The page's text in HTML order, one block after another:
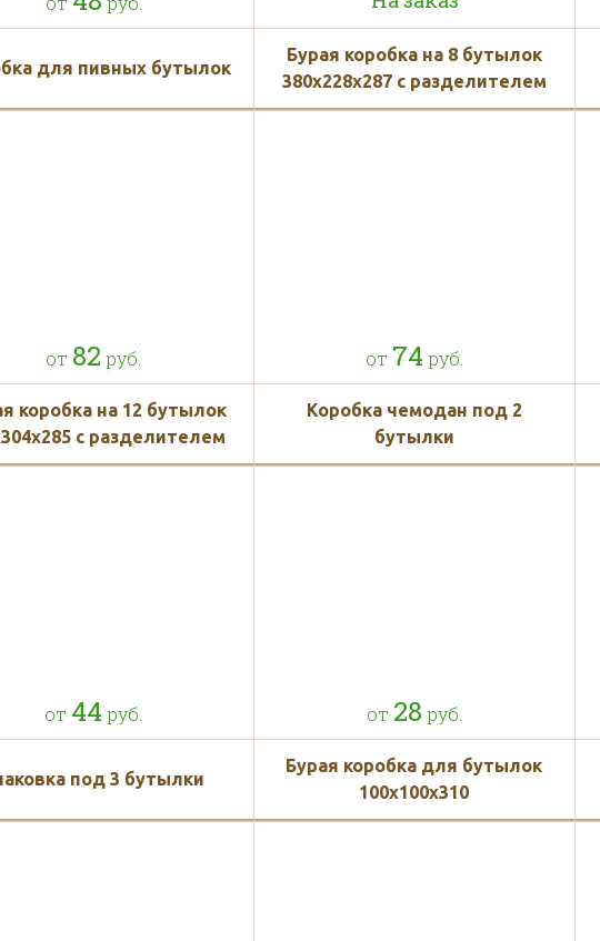
для пивных бутылок
Бурая коробка на 8 бутылок
380x228x287 с разделителем
от 82 руб.
коробка на 12 бутылок
с разделителем
от 74 руб.
Коробка чемодан под 2
бутылки
от 44 руб.
под 3 бутылки
от 28 руб.
Бурая коробка для бутылок
100x100x310